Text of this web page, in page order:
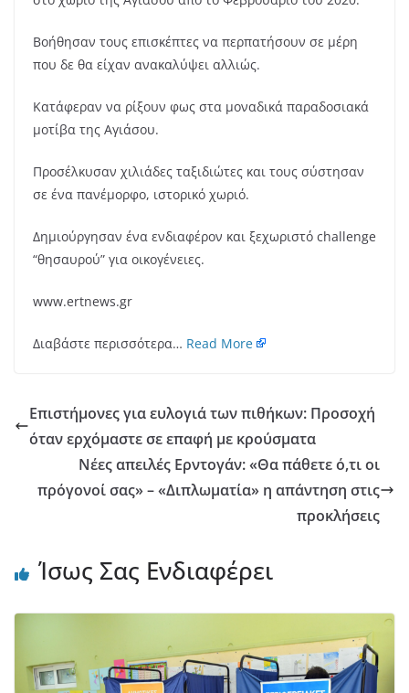
Βοήθησαν τους επισκέπτες να περπατήσουν σε μέρη
που δε θα είχαν ανακαλύψει αλλιώς.
Κατάφεραν να ρίξουν φως στα μοναδικά παραδοσιακά
μοτίβα της Αγιάσου.
Προσέλκυσαν χιλιάδες ταξιδιώτες και τους σύστησαν
σε ένα πανέμορφο, ιστορικό χωριό.
Δημιούργησαν ένα ενδιαφέρον και ξεχωριστό challenge
“θησαυρού” για οικογένειες.
www.ertnews.gr
Διαβάστε περισσότερα… Read More
Επιστήμονες για ευλογιά των πιθήκων: Προσοχή
όταν ερχόμαστε σε επαφή με κρούσματα
Νέες απειλές Ερντογάν: «Θα πάθετε ό,τι οι
πρόγονοί σας» – «Διπλωματία» η απάντηση στις
προκλήσεις
Ίσως Σας Ενδιαφέρει